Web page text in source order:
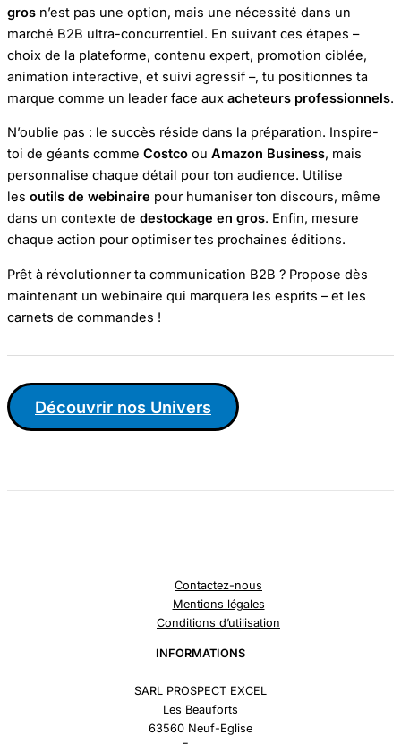
gros n’est pas une option, mais une nécessité dans un
marché B2B ultra-concurrentiel. En suivant ces étapes –
choix de la plateforme, contenu expert, promotion ciblée,
animation interactive, et suivi agressif –, tu positionnes ta
marque comme un leader face aux acheteurs professionnels.
N’oublie pas : le succès réside dans la préparation. Inspire-
toi de géants comme Costco ou Amazon Business, mais
personnalise chaque détail pour ton audience. Utilise
les outils de webinaire pour humaniser ton discours, même
dans un contexte de destockage en gros. Enfin, mesure
chaque action pour optimiser tes prochaines éditions.
Prêt à révolutionner ta communication B2B ? Propose dès
maintenant un webinaire qui marquera les esprits – et les
carnets de commandes !
Découvrir nos Univers
Contactez-nous
Mentions légales
Conditions d’utilisation
INFORMATIONS
SARL PROSPECT EXCEL
Les Beauforts
63560 Neuf-Eglise